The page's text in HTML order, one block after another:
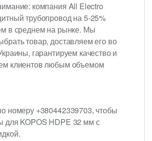
компания All Electro
трубопровод на 5-25%
в среднем на рынке. Мы
товар, доставляем его во
гарантируем качество и
клиентов любым объемом
номеру +380442339703, чтобы
для KOPOS HDPE 32 мм с